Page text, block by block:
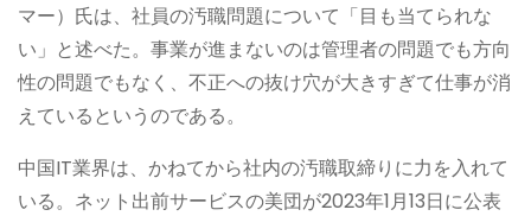
マー）氏は、社員の汚職問題について「目も当てられな
い」と述べた。事業が進まないのは管理者の問題でも方向
性の問題でもなく、不正への抜け穴が大きすぎて仕事が消
えているというのである。
中国IT業界は、かねてから社内の汚職取締りに力を入れて
いる。ネット出前サービスの美団が2023年1月13日に公表